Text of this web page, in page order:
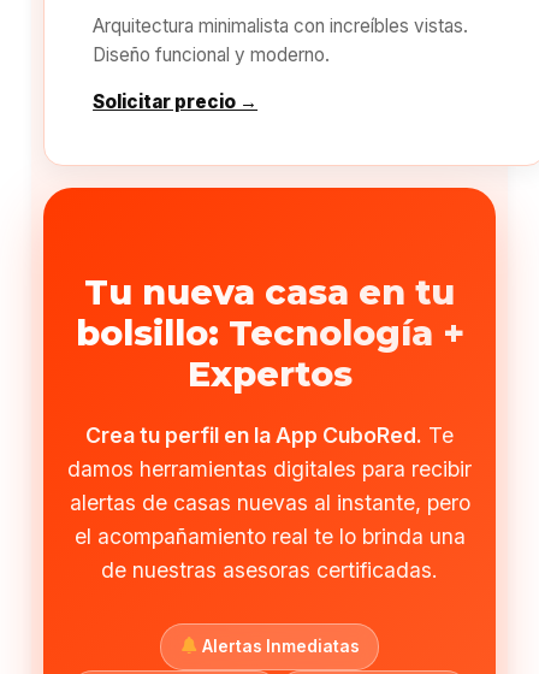
Arquitectura minimalista con increíbles vistas.
Diseño funcional y moderno.
Solicitar precio →
Tu nueva casa en tu
bolsillo: Tecnología +
Expertos
Crea tu perfil en la App CuboRed. Te
damos herramientas digitales para recibir
alertas de casas nuevas al instante, pero
el acompañamiento real te lo brinda una
de nuestras asesoras certificadas.
Alertas Inmediatas